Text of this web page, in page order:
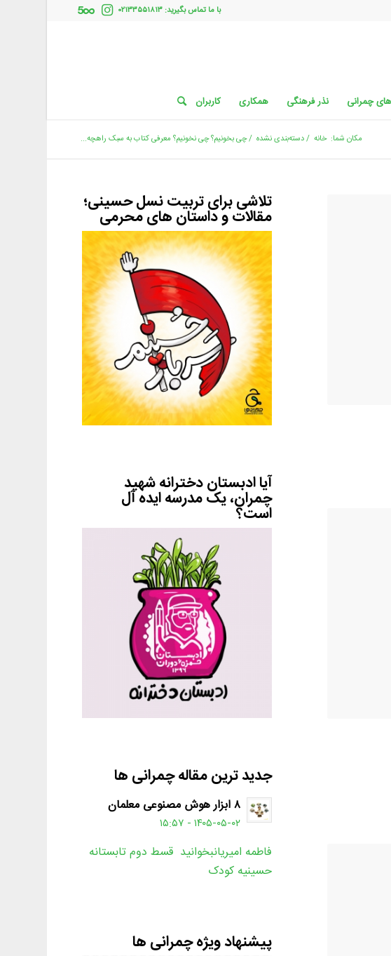
با ما تماس بگیرید: ۰۲۱۳۳۵۵۱۸۱۳
چمرانی نذر فرهنگی همکاری کاربران
مکان شما: خانه /دسته‌بندی نشده /چی بخونیم؟ چی نخونیم؟ معرفی کتاب به سبک راهچه...
تلاشی برای تربیت نسل حسینی؛
مقالات و داستان های محرمی
آیا ادبستان دخترانه شهید
چمران، یک مدرسه ایده آل
است؟
جدید ترین مقاله چمرانی ها
۸ ابزار هوش مصنوعی معلمان
۱۴۰۵-۰۵-۰۲ - ۱۵:۵۷
فاطمه امیریانبخوانید قسط دوم تابستانه
حسینیه کودک
پیشنهاد ویژه چمرانی ها